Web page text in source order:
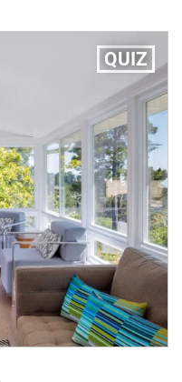
QUIZ